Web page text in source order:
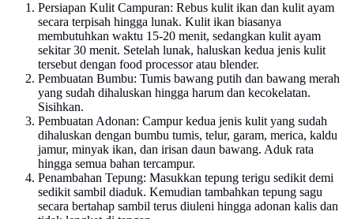
Persiapan Kulit Campuran: Rebus kulit ikan dan kulit ayam
secara terpisah hingga lunak. Kulit ikan biasanya
membutuhkan waktu 15-20 menit, sedangkan kulit ayam
sekitar 30 menit. Setelah lunak, haluskan kedua jenis kulit
tersebut dengan food processor atau blender.
Pembuatan Bumbu: Tumis bawang putih dan bawang merah
yang sudah dihaluskan hingga harum dan kecokelatan.
Sisihkan.
Pembuatan Adonan: Campur kedua jenis kulit yang sudah
dihaluskan dengan bumbu tumis, telur, garam, merica, kaldu
jamur, minyak ikan, dan irisan daun bawang. Aduk rata
hingga semua bahan tercampur.
Penambahan Tepung: Masukkan tepung terigu sedikit demi
sedikit sambil diaduk. Kemudian tambahkan tepung sagu
secara bertahap sambil terus diuleni hingga adonan kalis dan